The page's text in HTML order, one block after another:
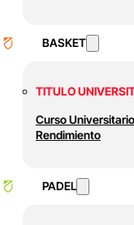
BASKET
TITULO
Curso
Rendimiento
PADEL